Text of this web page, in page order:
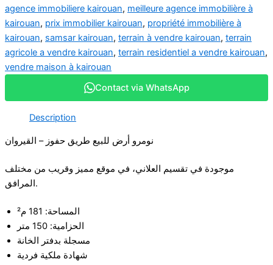
agence immobiliere kairouan, meilleure agence immobilière à
kairouan, prix immobilier kairouan, propriété immobilière à
kairouan, samsar kairouan, terrain à vendre kairouan, terrain
agricole a vendre kairouan, terrain residentiel a vendre kairouan,
vendre maison à kairouan
Contact via WhatsApp
Description
نومرو أرض للبيع طريق حفوز – القيروان
موجودة في تقسيم العلاني، في موقع مميز وقريب من مختلف
المرافق.
المساحة: 181 م²
الحزامية: 150 متر
مسجلة بدفتر الخانة
شهادة ملكية فردية